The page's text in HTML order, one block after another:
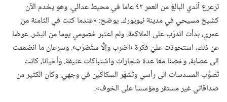
ترعرع آندي البالغ من العمر ٤٢ عاما في محيط عدائي.‏ وهو يخدم الآن
كشيخ مسيحي في مدينة نيويورك.‏ يوضح:‏ «عندما كنت في الثامنة من
عمري،‏ بدأت اتدرّب على الملاكمة.‏ ولم اعتبر خصومي يوما من البشر.‏ عوضا
عن ذلك،‏ استحوذت عليّ فكرة ‹اضرِب وإلَّا ستُضرَب›.‏ وسرعان ما انضممت
الى عصابة،‏ وخضنا معا عدة شجارات واشتباكات عنيفة.‏ وأحيانا،‏ كانت
تُصوَّب المسدسات الى رأسي وتُشهَر السكاكين في وجهي.‏ وكان الكثير من
صداقاتي غير مستقر ومؤسسا على الخوف».‏